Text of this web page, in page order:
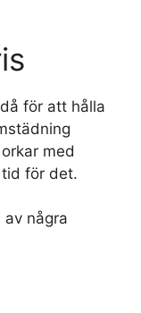
för att hålla
med
för det.
av några